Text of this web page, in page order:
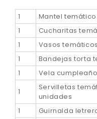
1
Mantel
1
Cucharitas
1
Vasos
1
Bandejas torta
1
Vela
1
Servilletas
unidades
1
Guirnalda